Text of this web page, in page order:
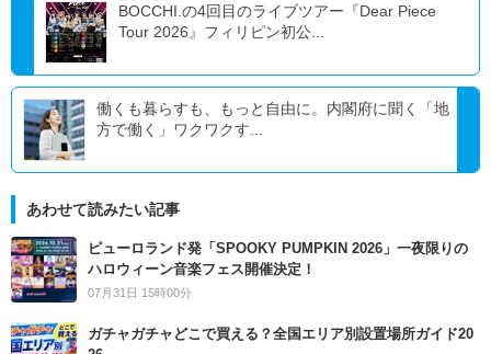
BOCCHI.の4回目のライブツアー『Dear Piece
Tour 2026』フィリピン初公...
働くも暮らすも、もっと自由に。内閣府に聞く「地
方で働く」ワクワクす...
あわせて読みたい記事
ピューロランド発「SPOOKY PUMPKIN 2026」一夜限りの
ハロウィーン音楽フェス開催決定！
07月31日 15時00分
ガチャガチャどこで買える？全国エリア別設置場所ガイド20